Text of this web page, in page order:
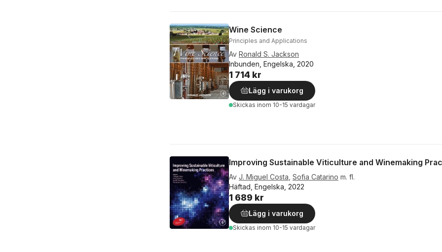
Wine Science
Principles and Applications
Av Ronald S. Jackson
Inbunden, Engelska, 2020
1 714 kr
Lägg i varukorg
Skickas inom 10-15 vardagar
Improving Sustainable Viticulture and Winemaking
Av J. Miguel Costa Sofia Catarino m. fl.
Häftad, Engelska, 2022
1 689 kr
Lägg i varukorg
Skickas inom 10-15 vardagar